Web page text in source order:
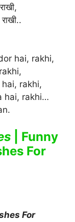
hai, rakhi,
rakhi,
hai, rakhi…
| Funny
For
For